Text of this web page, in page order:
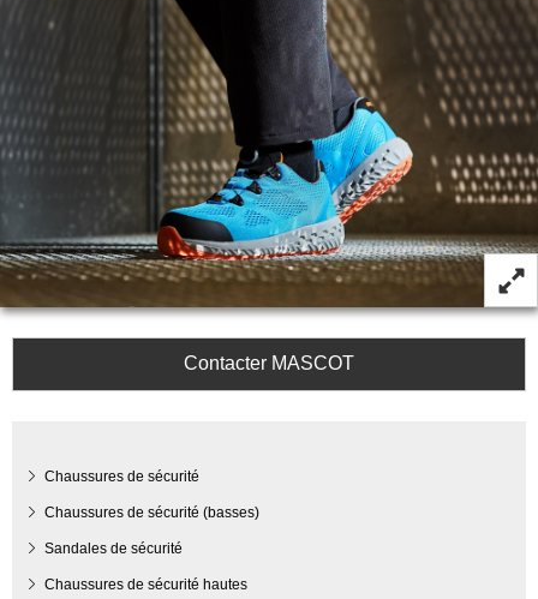
Contacter MASCOT
Chaussures de sécurité
Chaussures de sécurité (basses)
Sandales de sécurité
Chaussures de sécurité hautes